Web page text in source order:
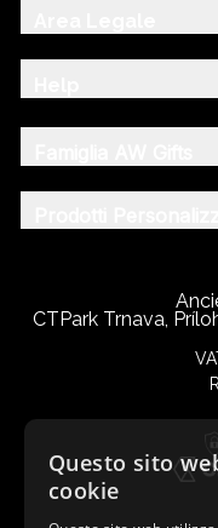
CTPark Trnava,
Questo sito
cookie